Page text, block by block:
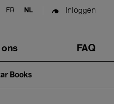
FR NL Inloggen
ons FAQ
Books